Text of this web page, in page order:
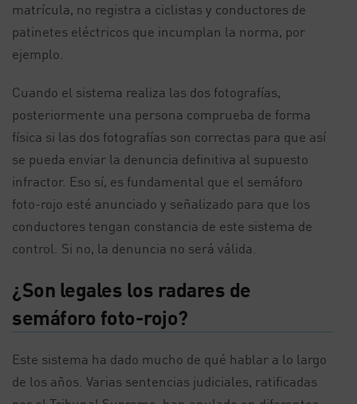
matrícula, no registra a ciclistas y conductores de
patinetes eléctricos que incumplan la norma, por
ejemplo.
Cuando el sistema realiza las dos fotografías,
posteriormente una persona comprueba de forma
física si las dos fotografías son correctas para que así
se pueda enviar la denuncia definitiva al supuesto
infractor. Eso sí, es fundamental que el semáforo
foto-rojo esté anunciado y señalizado para que los
conductores tengan constancia de este sistema de
control. Si no, la denuncia no será válida.
¿Son legales los radares de
semáforo foto-rojo?
Este sistema ha dado mucho de qué hablar a lo largo
de los años. Varias sentencias judiciales, ratificadas